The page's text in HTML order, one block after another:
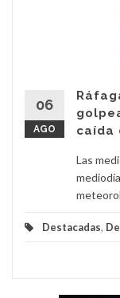
06
AGO
caída
Las
Destacadas,